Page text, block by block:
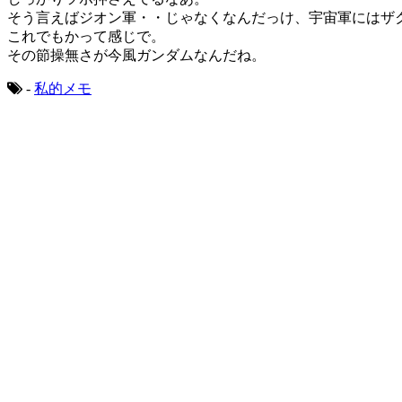
そう言えばジオン軍・・じゃなくなんだっけ、宇宙軍にはザ
これでもかって感じで。
その節操無さが今風ガンダムなんだね。
- 私的メモ